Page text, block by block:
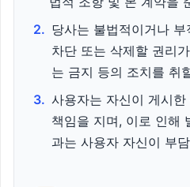
2. 당사는 불법적이거나
차단 또는 삭제할 권리
는 금지 등의 조치를 취
3. 사용자는 자신이 게시
책임을 지며, 이로 인해
과는 사용자 자신이 부